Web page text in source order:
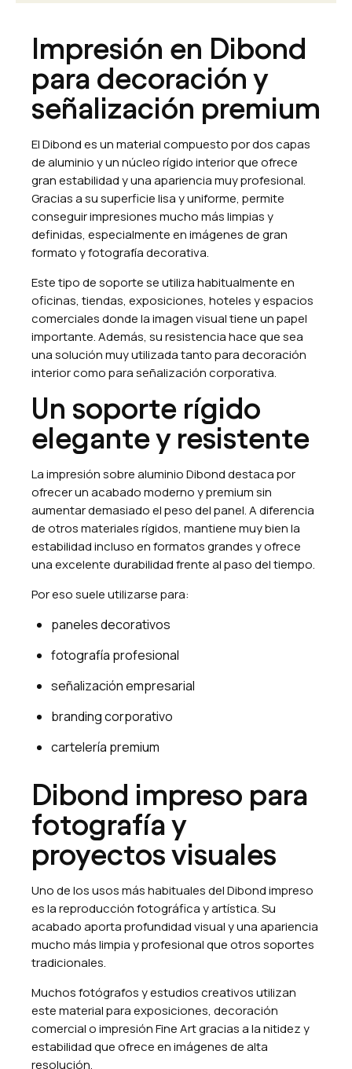
Impresión en Dibond
para decoración y
señalización premium
El Dibond es un material compuesto por dos capas
de aluminio y un núcleo rígido interior que ofrece
gran estabilidad y una apariencia muy profesional.
Gracias a su superficie lisa y uniforme, permite
conseguir impresiones mucho más limpias y
definidas, especialmente en imágenes de gran
formato y fotografía decorativa.
Este tipo de soporte se utiliza habitualmente en
oficinas, tiendas, exposiciones, hoteles y espacios
comerciales donde la imagen visual tiene un papel
importante. Además, su resistencia hace que sea
una solución muy utilizada tanto para decoración
interior como para señalización corporativa.
Un soporte rígido
elegante y resistente
La impresión sobre aluminio Dibond destaca por
ofrecer un acabado moderno y premium sin
aumentar demasiado el peso del panel. A diferencia
de otros materiales rígidos, mantiene muy bien la
estabilidad incluso en formatos grandes y ofrece
una excelente durabilidad frente al paso del tiempo.
Por eso suele utilizarse para:
paneles decorativos
fotografía profesional
señalización empresarial
branding corporativo
cartelería premium
Dibond impreso para
fotografía y
proyectos visuales
Uno de los usos más habituales del Dibond impreso
es la reproducción fotográfica y artística. Su
acabado aporta profundidad visual y una apariencia
mucho más limpia y profesional que otros soportes
tradicionales.
Muchos fotógrafos y estudios creativos utilizan
este material para exposiciones, decoración
comercial o impresión Fine Art gracias a la nitidez y
estabilidad que ofrece en imágenes de alta
resolución.